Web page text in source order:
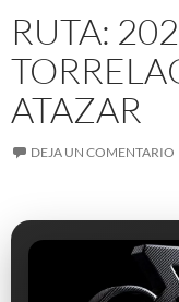
RUTA:
ATAZAR
DEJA UN COMENTARIO